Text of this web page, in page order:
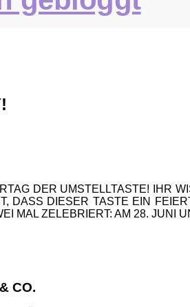
DER UMSTELLTASTE! IHR
DASS DIESER TASTE EIN
MAL ZELEBRIERT: AM 28. JUNI
CO.